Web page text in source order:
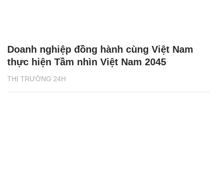
THỊ TRƯỜNG 24H
Doanh nghiệp đồng hành cùng Việt Nam
thực hiện Tầm nhìn Việt Nam 2045